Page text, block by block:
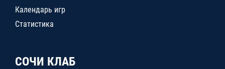
Календарь игр
Статистика
СОЧИ КЛАБ